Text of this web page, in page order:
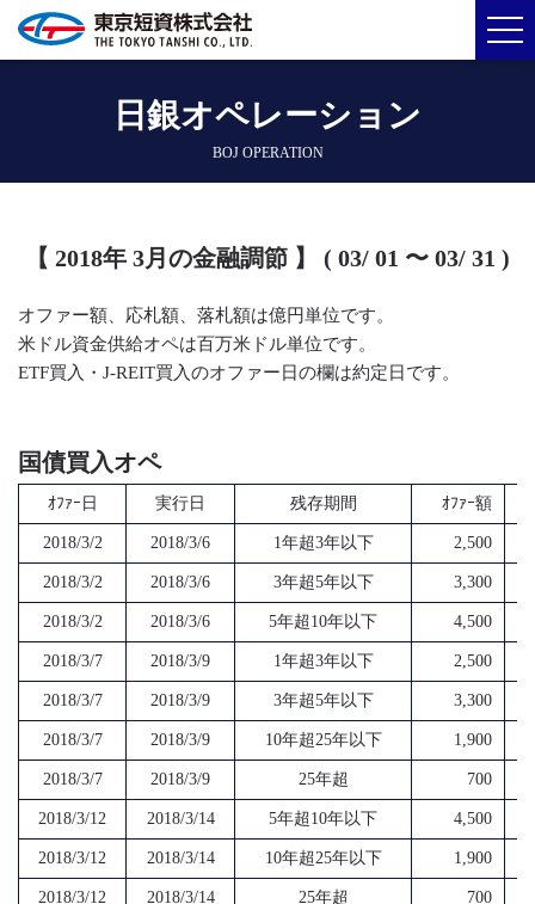
日銀オペレーション
BOJ OPERATION
【 2018年 3月の金融調節 】 ( 03/ 01 〜 03/ 31 )
オファー額、応札額、落札額は億円単位です。
米ドル資金供給オペは百万米ドル単位です。
ETF買入・J-REIT買入のオファー日の欄は約定日です。
国債買入オペ
ｵﾌｧｰ日 実行日 残存期間 ｵﾌｧｰ額
2018/3/2 2018/3/6 1年超3年以下 2,500
2018/3/2 2018/3/6 3年超5年以下 3,300
2018/3/2 2018/3/6 5年超10年以下 4,500
2018/3/7 2018/3/9 1年超3年以下 2,500
2018/3/7 2018/3/9 3年超5年以下 3,300
2018/3/7 2018/3/9 10年超25年以下 1,900
2018/3/7 2018/3/9 25年超 700
2018/3/12 2018/3/14 5年超10年以下 4,500
2018/3/12 2018/3/14 10年超25年以下 1,900
2018/3/12 2018/3/14 25年超 700